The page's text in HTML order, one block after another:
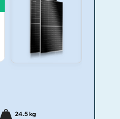
24.5 kg